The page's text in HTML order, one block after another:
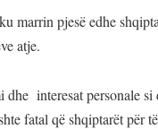
marrin pjesë edhe
atje.
interesat personale si
fatal që shqiptarët për